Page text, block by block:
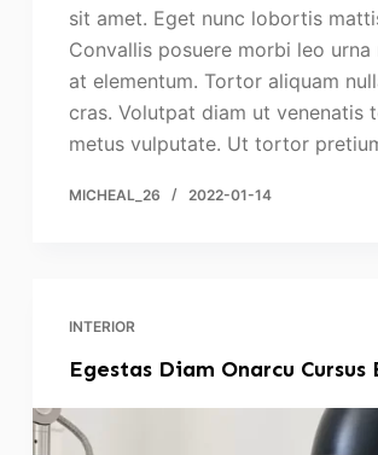
sit amet. Eget nunc lobortis
Convallis posuere morbi leo urna
at elementum. Tortor aliquam
cras. Volutpat diam ut venenatis
metus vulputate. Ut tortor
MICHEAL_26 2022-01-14
INTERIOR
Egestas Diam Onarcu Cursus